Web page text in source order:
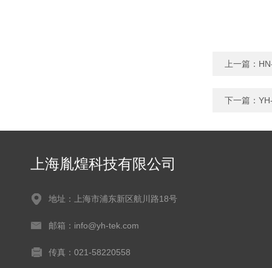
上一篇：
下一篇：
上海胤煌科技有限公司
地址：上海市浦东新区航川路18号
邮箱：info@yh-tek.com
传真：021-58220558